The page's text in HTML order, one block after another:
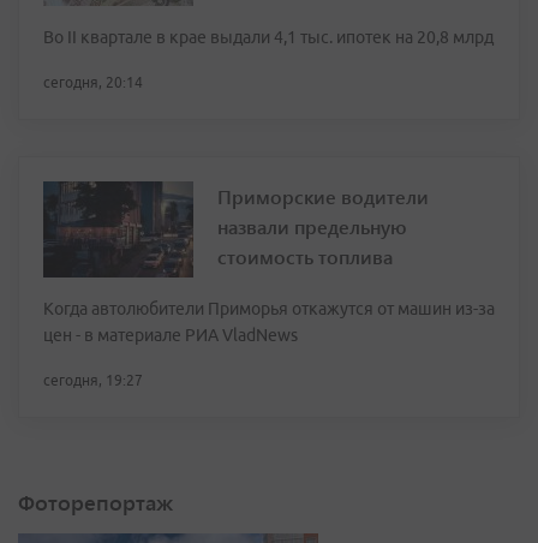
Во II квартале в крае выдали 4,1 тыс. ипотек на 20,8 млрд
сегодня, 20:14
Приморские водители
назвали предельную
стоимость топлива
Когда автолюбители Приморья откажутся от машин из-за
цен - в материале РИА VladNews
сегодня, 19:27
Фоторепортаж